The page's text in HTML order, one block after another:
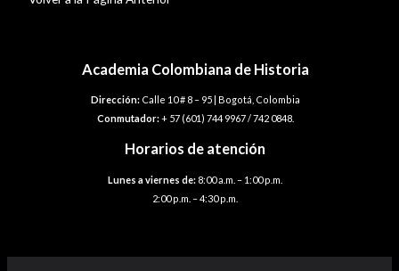
Academia Colombiana de Historia
Dirección:Calle 10 # 8 – 95 | Bogotá, Colombia
Conmutador:+ 57 (601) 744 9967 / 742 0848.
Horarios de atención
Lunes a viernes de: 8:00 a.m. – 1:00 p.m.
2:00 p.m. – 4:30 p.m.